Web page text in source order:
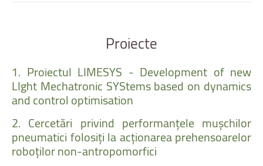
Proiecte
1. Proiectul LIMESYS - Development of new
LIght Mechatronic SYStems based on dynamics
andcontrol optimisation
2. Cercetări privind performanțele muşchilor
pneumatici folosiți laacționarea prehensoarelor
roboțilornon-antropomorfici